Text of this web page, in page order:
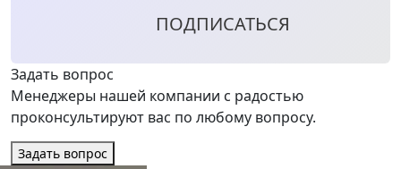
ПОДПИСАТЬСЯ
Задать вопрос
Менеджеры нашей компании с радостью
проконсультируют вас по любому вопросу.
Задать вопрос